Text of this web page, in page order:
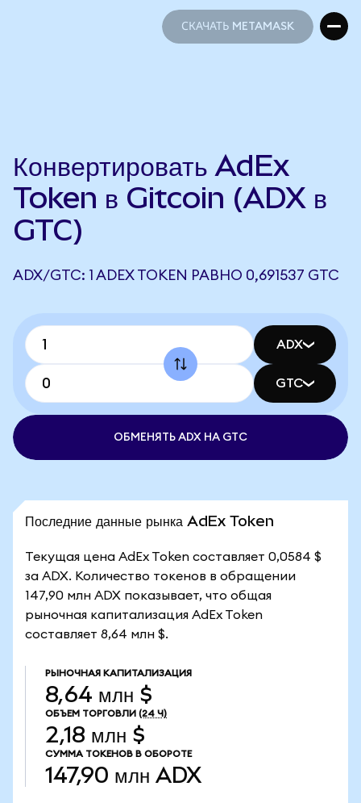
СКАЧАТЬ METAMASK
Конвертировать AdEx
Token в Gitcoin (ADX в
GTC)
ADX/GTC: 1 ADEX TOKEN РАВНО 0,691537 GTC
ADX
GTC
ОБМЕНЯТЬ ADX НА GTC
Последние данные рынка AdEx Token
Текущая цена AdEx Token составляет 0,0584 $
за ADX. Количество токенов в обращении
147,90 млн ADX показывает, что общая
рыночная капитализация AdEx Token
составляет 8,64 млн $.
РЫНОЧНАЯ КАПИТАЛИЗАЦИЯ
8,64 млн $
ОБЪЕМ ТОРГОВЛИ (24 Ч)
2,18 млн $
СУММА ТОКЕНОВ В ОБОРОТЕ
147,90 млн ADX